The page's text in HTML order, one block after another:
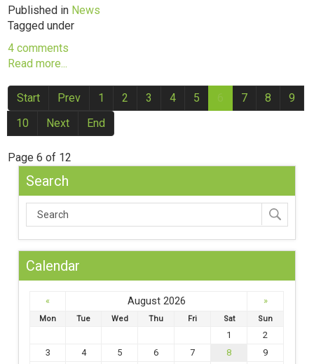
Published in News
Tagged under
4 comments
Read more...
Start Prev 1 2 3 4 5 6 7 8
9
10
Next End
Page 6 of 12
Search
Calendar
« August 2026 »
Mon Tue Wed Thu Fri Sat Sun
1
2
3
4 5 6 7 8
9